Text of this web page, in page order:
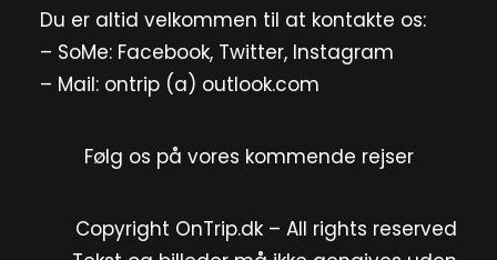
Du er altid velkommen til at kontakte os:
– SoMe: Facebook, Twitter, Instagram
– Mail: ontrip (a) outlook.com
Følg os på vores kommende rejser
Copyright OnTrip.dk – All rights reserved